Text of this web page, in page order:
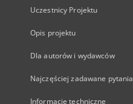
Uczestnicy Projektu
Opis projektu
Dla autorów i wydawców
Najczęściej zadawane pytania
Informacje techniczne